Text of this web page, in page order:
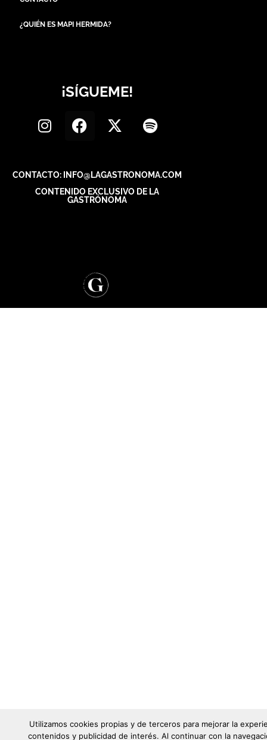
¿QUIÉN ES MAPI HERMIDA?
¡SÍGUEME!
CONTACTO: INFO@LAGASTRONOMA.COM
CONTENIDO EXCLUSIVO DE LA
GASTRÓNOMA
Utilizamos cookies propias y de terceros para mejorar la
contenidos y publicidad de interés. Al continuar con la